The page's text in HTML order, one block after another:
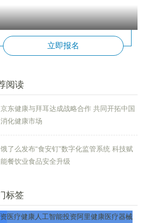
立即报名
阅读
京东健康与拜耳达成战略合作 共同开拓中国
消化健康市场
饿了么发布“食安钉”数字化监管系统 科技赋
能餐饮业食品安全升级
标签
医疗健康人工智能投资阿里健康医疗器械